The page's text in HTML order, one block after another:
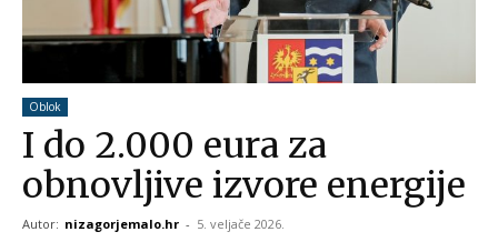
Oblok
I do 2.000 eura za
obnovljive izvore energije
Autor: nizagorjemalo.hr - 5. veljače 2026.